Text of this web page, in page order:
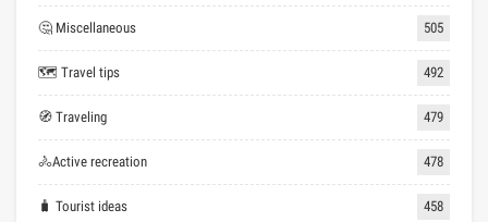
🤔 Miscellaneous 505
🗺 Travel tips 492
🧭 Traveling 479
🚴Active recreation 478
🧳 Tourist ideas 458